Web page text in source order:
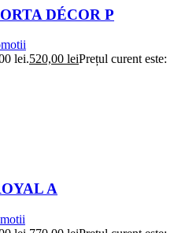
DÉCOR P
lei.520,00 leiPrețul curent este:
A